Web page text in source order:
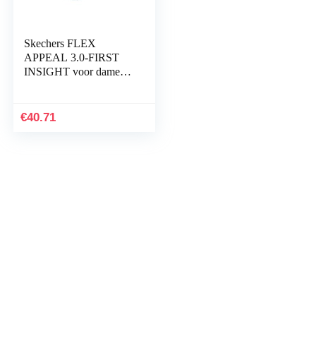
Skechers FLEX
APPEAL 3.0-FIRST
INSIGHT voor dames
€40.71